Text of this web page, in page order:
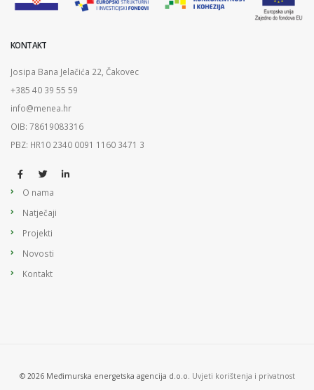
KONTAKT
Josipa Bana Jelačića 22, Čakovec
+385 40 39 55 59
info@menea.hr
OIB: 78619083316
PBZ: HR10 2340 0091 1160 3471 3
O nama
Natječaji
Projekti
Novosti
Kontakt
© 2026 Međimurska energetska agencija d.o.o. Uvjeti korištenja i privatnost